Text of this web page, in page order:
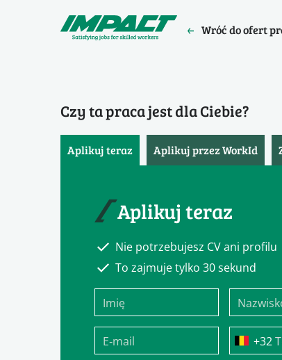
Wróć do ofert
Czy ta praca jest dla Ciebie?
Aplikuj teraz Aplikuj przez WorkId
Aplikuj teraz
Nie potrzebujesz CV ani profilu
To zajmuje tylko 30 sekund